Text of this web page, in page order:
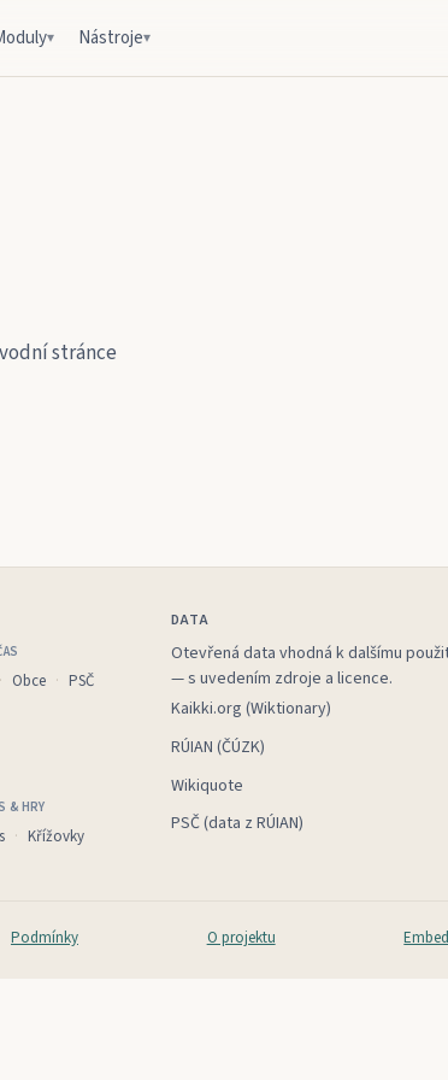
▾ Nástroje▾
stránce
Obce PSČ
& HRY
Křížovky
DATA
Otevřená data vhodná k dalšímu
— s uvedením zdroje a licence.
Kaikki.org (Wiktionary)
RÚIAN (ČÚZK)
Wikiquote
PSČ (data z RÚIAN)
Podmínky O projektu